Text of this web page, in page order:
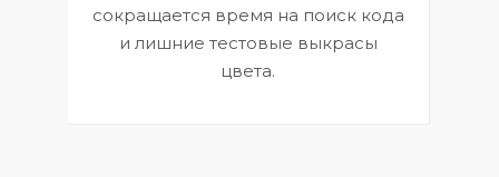
сокращается время на поиск кода
и лишние тестовые выкрасы
цвета.